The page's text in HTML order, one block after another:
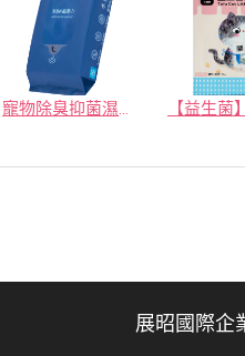
寵物除臭抑菌濕紙巾／30抽／無味【4包100】
展昭國際企